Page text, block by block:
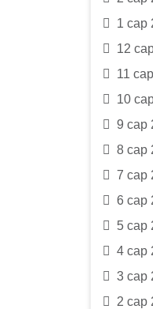
1 сар
12
11
10
9 сар
8 сар
7 сар
6 сар
5 сар
4 сар
3 сар
2 сар